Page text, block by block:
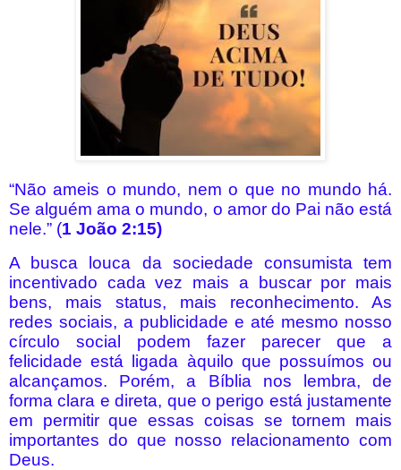
“Não ameis o mundo, nem o que no mundo há.
Se alguém ama o mundo, o amor do Pai não está
nele.” (1 João 2:15)
A busca louca da sociedade consumista tem
incentivado cada vez mais a buscar por mais
bens, mais status, mais reconhecimento. As
redes sociais, a publicidade e até mesmo nosso
círculo social podem fazer parecer que a
felicidade está ligada àquilo que possuímos ou
alcançamos. Porém, a Bíblia nos lembra, de
forma clara e direta, que o perigo está justamente
em permitir que essas coisas se tornem mais
importantes do que nosso relacionamento com
Deus.